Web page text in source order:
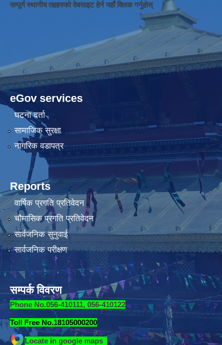
सम्पूर्ण स्थानीय तहहरुको वेबसाइट हेर्न यहाँ क्लिक गर्नुहोस्
eGov services
घटना दर्ता
सामाजिक सुरक्षा
नागरिक वडापत्र
Reports
वार्षिक प्रगति प्रतिवेदन
चौमासिक प्रगति प्रतिवेदन
सार्वजनिक सुनुवाई
सार्वजनिक परीक्षण
सम्पर्क विवरण
Phone No.056-410111, 056-410122
Toll Free No.18105000200
Locate in google maps